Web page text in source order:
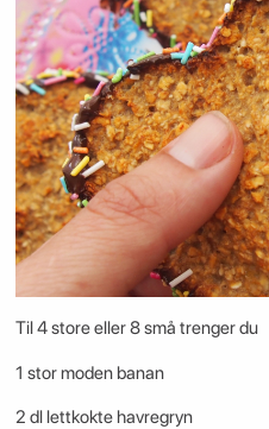
Til 4 store eller 8 små trenger du
1 stor moden banan
2 dl lettkokte havregryn